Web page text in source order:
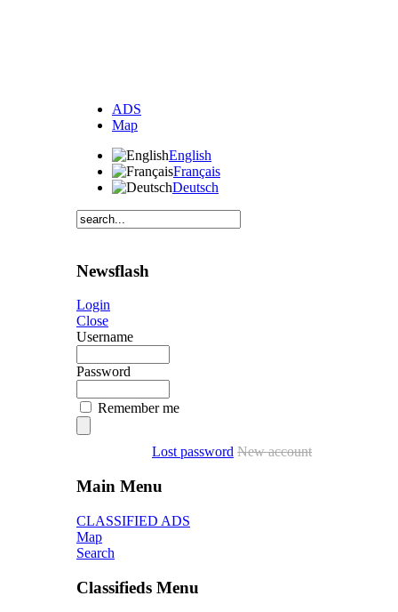
ADS
Map
English
Français
Deutsch
Newsflash
Login
Close
Username
Password
Remember me
Lost password New account
Main Menu
CLASSIFIED ADS
Map
Search
Classifieds Menu